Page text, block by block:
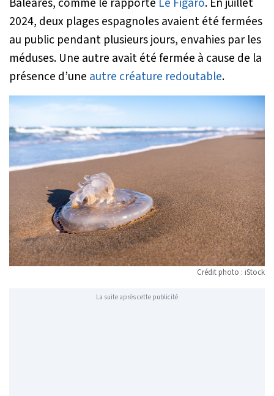
2024, deux plages espagnoles avaient été fermées
au public pendant plusieurs jours, envahies par les
méduses. Une autre avait été fermée à cause de la
présence d’une autre créature redoutable.
Crédit photo : iStock
La suite après cette publicité